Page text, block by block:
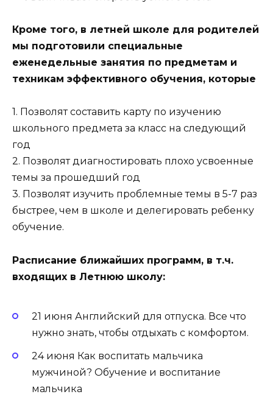
Кроме того, в летней школе для родителей
мы подготовили специальные
еженедельные занятия по предметам и
техникам эффективного обучения, которые
1. Позволят составить карту по изучению
школьного предмета за класс на следующий
год
2. Позволят диагностировать плохо усвоенные
темы за прошедший год
3. Позволят изучить проблемные темы в 5-7 раз
быстрее, чем в школе и делегировать ребенку
обучение.
Расписание ближайших программ, в т.ч.
входящих в Летнюю школу:
21 июня Английский для отпуска. Все что
нужно знать, чтобы отдыхать с комфортом.
24 июня Как воспитать мальчика
мужчиной? Обучение и воспитание
мальчика